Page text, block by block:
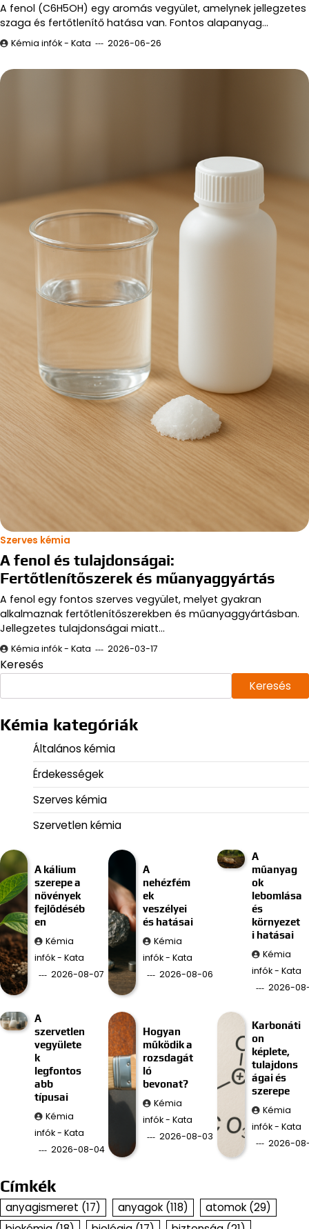
A fenol (C6H5OH) egy aromás vegyület, amelynek jellegzetes
szaga és fertőtlenítő hatása van. Fontos alapanyag…
Kémia infók - Kata 2026-06-26
Szerves kémia
A fenol és tulajdonságai:
Fertőtlenítőszerek és műanyaggyártás
A fenol egy fontos szerves vegyület, melyet gyakran
alkalmaznak fertőtlenítőszerekben és műanyaggyártásban.
Jellegzetes tulajdonságai miatt…
Kémia infók - Kata 2026-03-17
Keresés
Keresés
Kémia kategóriák
Általános kémia
Érdekességek
Szerves kémia
Szervetlen kémia
A kálium
szerepe a
növények
fejlődéséb
en
Kémia
infók - Kata
2026-08-07
A
nehézfém
ek
veszélyei
és hatásai
Kémia
infók - Kata
2026-08-06
A
műanyag
ok
lebomlása
és
környezet
i hatásai
Kémia
infók - Kata
2026-
A
szervetlen
vegyülete
k
legfontos
abb
típusai
Kémia
infók - Kata
2026-08-04
Hogyan
működik a
rozsdagát
ló
bevonat?
Kémia
infók - Kata
2026-08-03
Karbonáti
on
képlete,
tulajdons
ágai és
szerepe
Kémia
infók - Kata
2026-
Címkék
anyagismeret (17) anyagok (118) atomok (29)